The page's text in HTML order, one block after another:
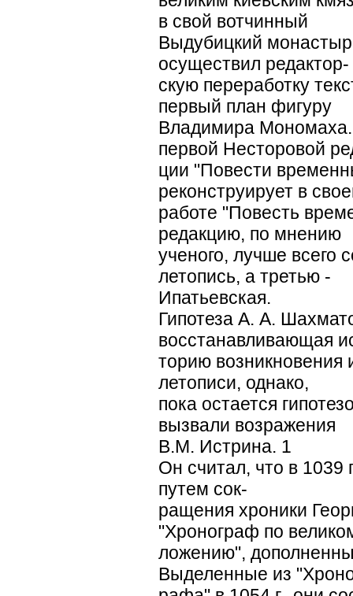
в свой вотчинный
Выдубицкий
осуществил редактор-
скую переработку
первый план фигуру
Владимира
первой Несторовой
ции "Повести
реконструирует в
работе "Повесть
редакцию, по мнению
ученого, лучше всего
летопись, а третью -
Ипатьевская.
Гипотеза А. А.
восстанавливающая
торию возникновения
летописи, однако,
пока остается
вызвали возражения
В.М. Истрина. 1
Он считал, что в 1039
путем сок-
ращения хроники
"Хронограф по
ложению",
Выделенные из